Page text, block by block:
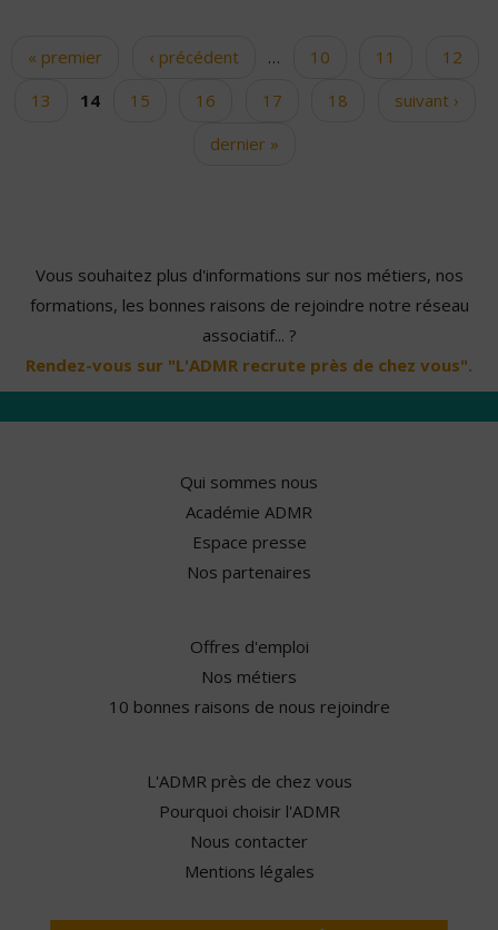
Pages
« premier ‹ précédent … 10 11
12
13
14 15 16 17 18
suivant ›
dernier »
Vous souhaitez plus d'informations sur nos métiers, nos
formations, les bonnes raisons de rejoindre notre réseau
associatif... ?
Rendez-vous sur "L'ADMR recrute près de chez vous".
Qui sommes nous
Académie ADMR
Espace presse
Nos partenaires
Offres d'emploi
Nos métiers
10 bonnes raisons de nous rejoindre
L'ADMR près de chez vous
Pourquoi choisir l'ADMR
Nous contacter
Mentions légales